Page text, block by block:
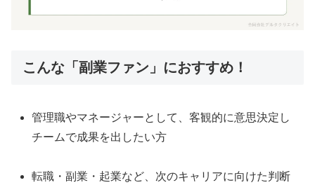
こんな「副業ファン」におすすめ！
管理職やマネージャーとして、客観的に意思決定し
チームで成果を出したい方
転職・副業・起業など、次のキャリアに向けた判断